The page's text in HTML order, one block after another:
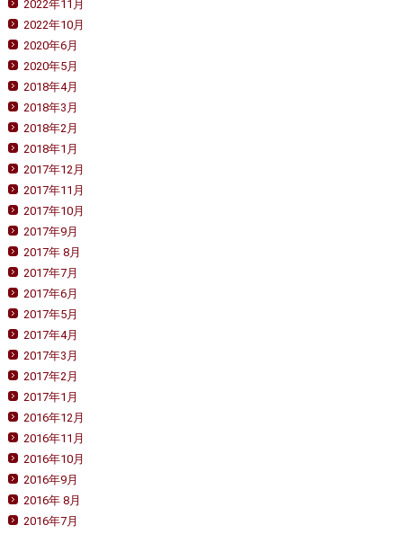
2022年11月
2022年10月
2020年6月
2020年5月
2018年4月
2018年3月
2018年2月
2018年1月
2017年12月
2017年11月
2017年10月
2017年9月
2017年 8月
2017年7月
2017年6月
2017年5月
2017年4月
2017年3月
2017年2月
2017年1月
2016年12月
2016年11月
2016年10月
2016年9月
2016年 8月
2016年7月